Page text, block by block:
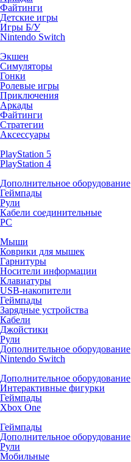
Файтинги
Детские игры
Игры Б/У
Nintendo Switch
Экшен
Симуляторы
Гонки
Ролевые игры
Приключения
Аркады
Файтинги
Стратегии
Аксессуары
PlayStation 5
PlayStation 4
Дополнительное оборудование
Геймпады
Рули
Кабели соединительные
PC
Мыши
Коврики для мышек
Гарнитуры
Носители информации
Клавиатуры
USB-накопители
Геймпады
Зарядные устройства
Кабели
Джойстики
Рули
Дополнительное оборудование
Nintendo Switch
Дополнительное оборудование
Интерактивные фигурки
Геймпады
Xbox One
Геймпады
Дополнительное оборудование
Рули
Мобильные